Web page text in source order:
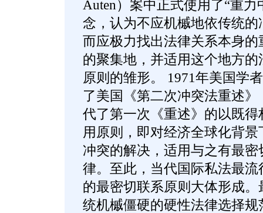
Auten）案中正式使用了“重力
念，认为不应机槭地依传统
而应极力找出法律关系本身
的聚集地，并适用这个地方
原则的雏形。 1971年美国学
了美国《第二次冲突法重述
代了第一次《重述》的以既
用原则，即对经济全球化背
冲突的解决，适用与之有最
律。至此，当代国际私法最
的最密切联系原则大体形成
统机槭僵硬的硬性法律选择